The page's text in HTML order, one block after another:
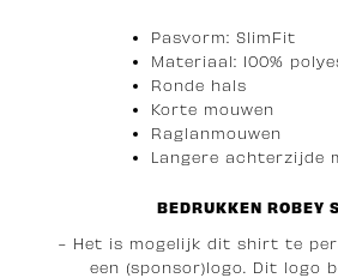
Pasvorm: SlimFit
Materiaal: 100%
Ronde hals
Korte mouwen
Raglanmouwen
Langere achterzijde
BEDRUKKEN ROBEY
- Het is mogelijk dit shirt te
een (sponsor)logo. Dit logo